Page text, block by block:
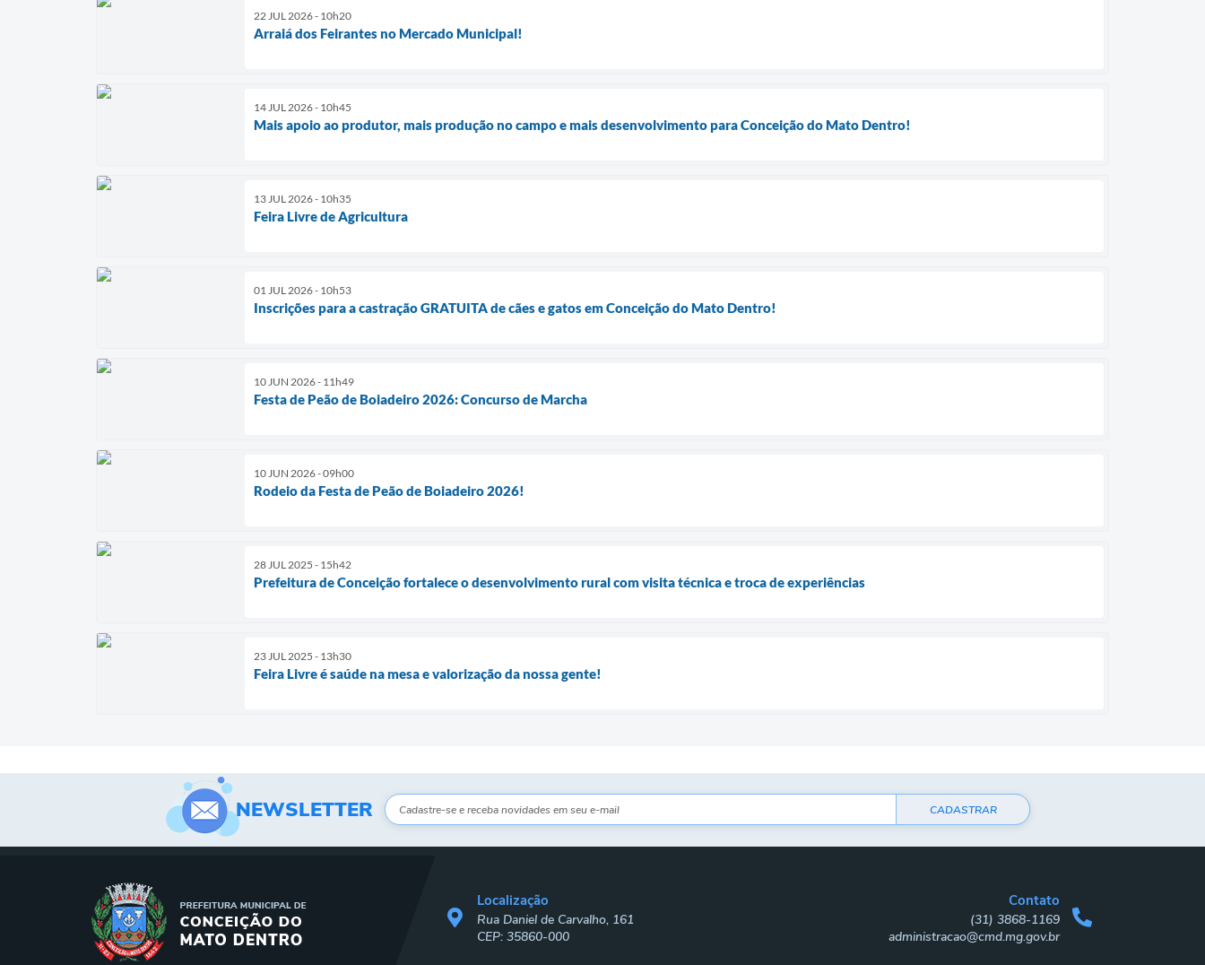
22 JUL 2026 - 10h20
Arraiá dos Feirantes no Mercado Municipal!
14 JUL 2026 - 10h45
Mais apoio ao produtor, mais produção no campo e mais desenvolvimento para Conceição do Mato Dentro!
13 JUL 2026 - 10h35
Feira Livre de Agricultura
01 JUL 2026 - 10h53
Inscrições para a castração GRATUITA de cães e gatos em Conceição do Mato Dentro!
10 JUN 2026 - 11h49
Festa de Peão de Boiadeiro 2026: Concurso de Marcha
10 JUN 2026 - 09h00
Rodeio da Festa de Peão de Boiadeiro 2026!
28 JUL 2025 - 15h42
Prefeitura de Conceição fortalece o desenvolvimento rural com visita técnica e troca de experiências
23 JUL 2025 - 13h30
Feira Livre é saúde na mesa e valorização da nossa gente!
NEWSLETTER CADASTRAR
Localização
Rua Daniel de Carvalho, 161
CEP: 35860-000
Contato
(31) 3868-1169
administracao@cmd.mg.gov.br